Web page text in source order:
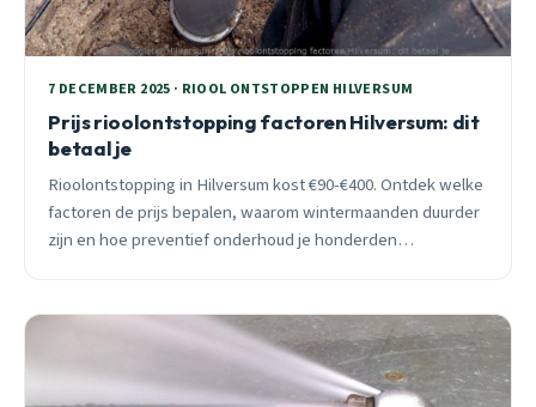
7 DECEMBER 2025 · RIOOL ONTSTOPPEN HILVERSUM
Prijs rioolontstopping factoren Hilversum: dit
betaal je
Rioolontstopping in Hilversum kost €90-€400. Ontdek welke
factoren de prijs bepalen, waarom wintermaanden duurder
zijn en hoe preventief onderhoud je honderden